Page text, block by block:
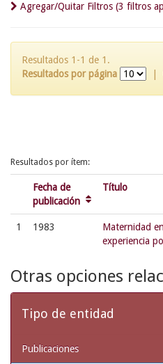
Agregar/Quitar Filtros (3 filtros
Resultados 1-1 de 1.
Resultados por página
Resultados por ítem:
Fecha de
publicación
Título
1 1983
Maternidad
experiencia
Otras opciones
Tipo de entidad
Publicaciones